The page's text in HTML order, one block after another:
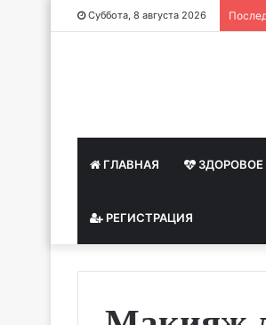
Суббота, 8 августа 2026
ГЛАВНАЯ
РЕГИСТРАЦИЯ